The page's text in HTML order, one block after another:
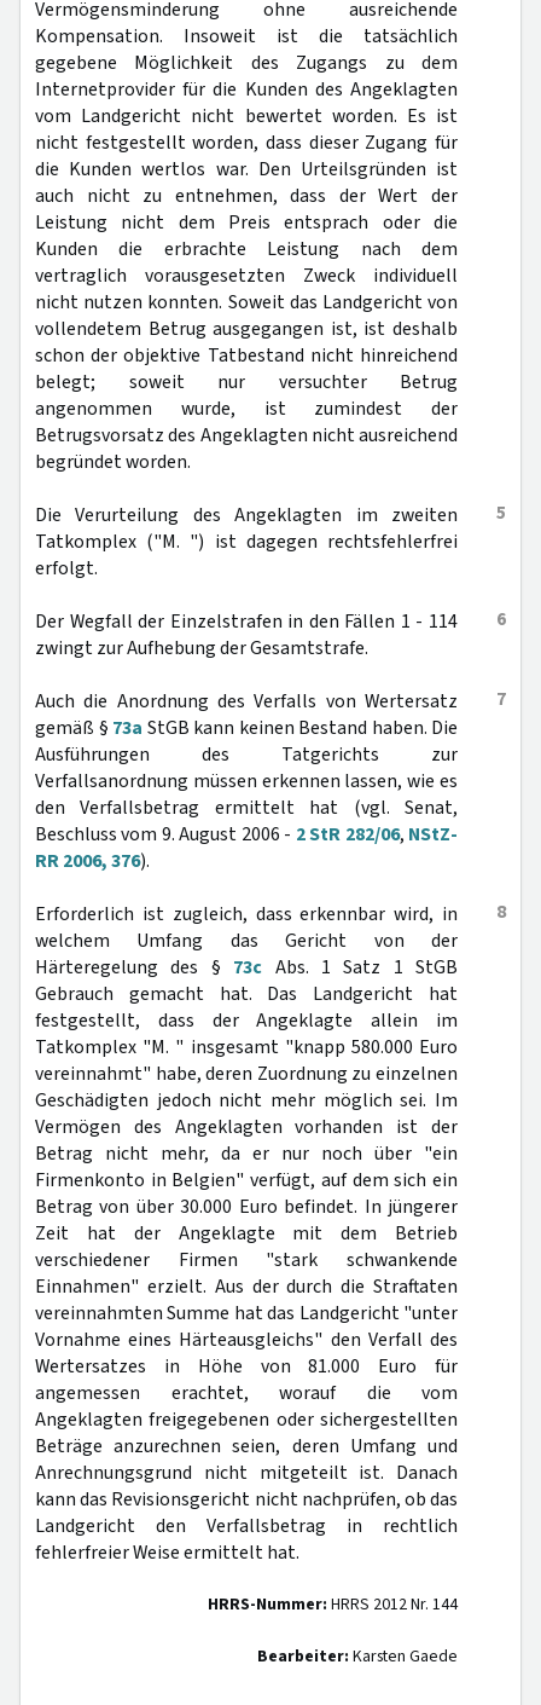
Vermögensminderung ohne ausreichende
Kompensation. Insoweit ist die tatsächlich
gegebene Möglichkeit des Zugangs zu dem
Internetprovider für die Kunden des Angeklagten
vom Landgericht nicht bewertet worden. Es ist
nicht festgestellt worden, dass dieser Zugang für
die Kunden wertlos war. Den Urteilsgründen ist
auch nicht zu entnehmen, dass der Wert der
Leistung nicht dem Preis entsprach oder die
Kunden die erbrachte Leistung nach dem
vertraglich vorausgesetzten Zweck individuell
nicht nutzen konnten. Soweit das Landgericht von
vollendetem Betrug ausgegangen ist, ist deshalb
schon der objektive Tatbestand nicht hinreichend
belegt; soweit nur versuchter Betrug
angenommen wurde, ist zumindest der
Betrugsvorsatz des Angeklagten nicht ausreichend
begründet worden.
5
Die Verurteilung des Angeklagten im zweiten
Tatkomplex ("M. ") ist dagegen rechtsfehlerfrei
erfolgt.
6
Der Wegfall der Einzelstrafen in den Fällen 1 - 114
zwingt zur Aufhebung der Gesamtstrafe.
7
Auch die Anordnung des Verfalls von Wertersatz
gemäß § 73a StGB kann keinen Bestand haben. Die
Ausführungen des Tatgerichts zur
Verfallsanordnung müssen erkennen lassen, wie es
den Verfallsbetrag ermittelt hat (vgl. Senat,
Beschluss vom 9. August 2006 - 2 StR 282/06, NStZ-
RR 2006, 376).
8
Erforderlich ist zugleich, dass erkennbar wird, in
welchem Umfang das Gericht von der
Härteregelung des § 73c Abs. 1 Satz 1 StGB
Gebrauch gemacht hat. Das Landgericht hat
festgestellt, dass der Angeklagte allein im
Tatkomplex "M. " insgesamt "knapp 580.000 Euro
vereinnahmt" habe, deren Zuordnung zu einzelnen
Geschädigten jedoch nicht mehr möglich sei. Im
Vermögen des Angeklagten vorhanden ist der
Betrag nicht mehr, da er nur noch über "ein
Firmenkonto in Belgien" verfügt, auf dem sich ein
Betrag von über 30.000 Euro befindet. In jüngerer
Zeit hat der Angeklagte mit dem Betrieb
verschiedener Firmen "stark schwankende
Einnahmen" erzielt. Aus der durch die Straftaten
vereinnahmten Summe hat das Landgericht "unter
Vornahme eines Härteausgleichs" den Verfall des
Wertersatzes in Höhe von 81.000 Euro für
angemessen erachtet, worauf die vom
Angeklagten freigegebenen oder sichergestellten
Beträge anzurechnen seien, deren Umfang und
Anrechnungsgrund nicht mitgeteilt ist. Danach
kann das Revisionsgericht nicht nachprüfen, ob das
Landgericht den Verfallsbetrag in rechtlich
fehlerfreier Weise ermittelt hat.
HRRS-Nummer: HRRS 2012 Nr. 144
Bearbeiter: Karsten Gaede